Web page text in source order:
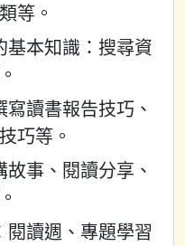
等。
基本知識：搜尋資
讀書報告技巧、
巧等。
事、閱讀分享、
閱讀週、專題學習